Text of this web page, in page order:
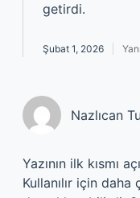
getirdi.
Şubat 1, 2026
Nazlıcan
Yazının ilk kısmı
Kullanılır için daha